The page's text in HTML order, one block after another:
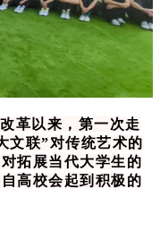
革以来，第一次走
文联”对传统艺术的
拓展当代大学生的
高校会起到积极的